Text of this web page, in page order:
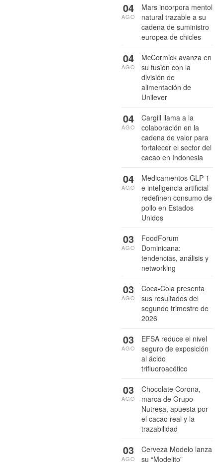
Mars incorpora mentol
natural trazable a su
cadena de suministro
europea de chicles
04
AGO
McCormick avanza en
su fusión con la
división de
alimentación de
Unilever
04
AGO
Cargill llama a la
colaboración en la
cadena de valor para
fortalecer el sector del
cacao en Indonesia
04
AGO
Medicamentos GLP-1
e inteligencia artificial
redefinen consumo de
pollo en Estados
Unidos
04
AGO
FoodForum
Dominicana:
tendencias, análisis y
networking
03
AGO
Coca-Cola presenta
sus resultados del
segundo trimestre de
2026
03
AGO
EFSA reduce el nivel
seguro de exposición
al ácido
trifluoroacético
03
AGO
Chocolate Corona,
marca de Grupo
Nutresa, apuesta por
el cacao real y la
trazabilidad
03
AGO
Cerveza Modelo lanza
su “Modelito”
03
AGO